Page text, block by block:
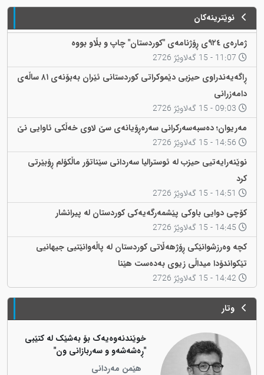
نوێترینەکان
ژمارەی ٩٢٤ی ڕۆژنامەی "کوردستان" چاپ و بڵاو بووە
ڕاگەیەندراوی حیزبی دێموکراتی کوردستانی ئێران بەبۆنەی ٨١ ساڵەی
دامەزرانی
مەریوان؛ دەسبەسەرکرانی سەرەڕۆیانەی سێ لاوی خەڵکی ئاوایی نێ
نوێنەرایەتیی حیزب لە ئوسترالیا سەردانی سێناتۆر ماڵکۆلم ڕۆبێرتی
کرد
کۆچی دوایی باوکی پێشمەرگەیەکی کوردستان لە پیرانشار
کچە وەرزشوانێکی ڕۆژهەڵاتی کوردستان لە پاڵەوانێتیی جیهانیی
تێکواندۆدا میداڵی زیوی بەدەست هێنا
وتار
خوێندنەوەیەک بۆ بەشێک لە کتێبی
"ڕەشەشەو و سەربازانی ون"
هێمن مەردانی